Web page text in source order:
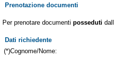
Prenotazione documenti
Per prenotare documenti posseduti
Dati richiedente
(*)Cognome/Nome: